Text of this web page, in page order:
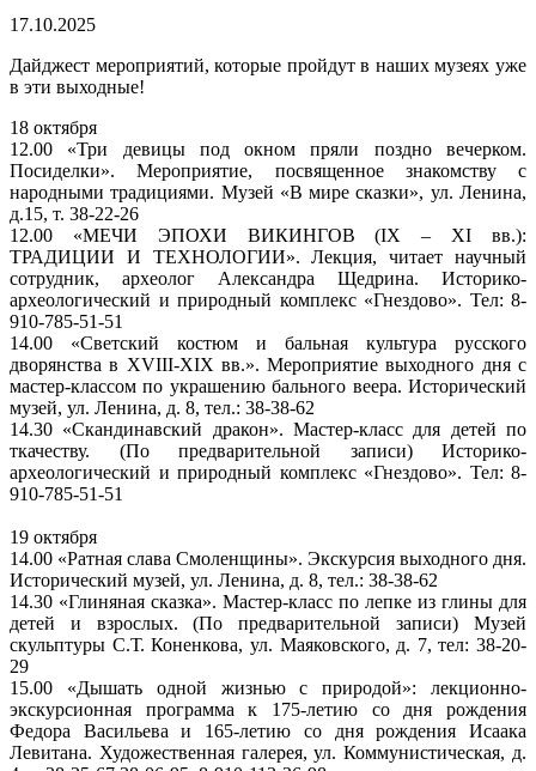
17.10.2025
Дайджест мероприятий, которые пройдут в наших музеях уже
в эти выходные!
18 октября
12.00 «Три девицы под окном пряли поздно вечерком.
Посиделки». Мероприятие, посвященное знакомству с
народными традициями. Музей «В мире сказки», ул. Ленина,
д.15, т. 38-22-26
12.00 «МЕЧИ ЭПОХИ ВИКИНГОВ (IX – XI вв.):
ТРАДИЦИИ И ТЕХНОЛОГИИ». Лекция, читает научный
сотрудник, археолог Александра Щедрина. Историко-
археологический и природный комплекс «Гнездово». Тел: 8-
910-785-51-51
14.00 «Светский костюм и бальная культура русского
дворянства в XVIII-XIX вв.». Мероприятие выходного дня с
мастер-классом по украшению бального веера. Исторический
музей, ул. Ленина, д. 8, тел.: 38-38-62
14.30 «Скандинавский дракон». Мастер-класс для детей по
ткачеству. (По предварительной записи) Историко-
археологический и природный комплекс «Гнездово». Тел: 8-
910-785-51-51
19 октября
14.00 «Ратная слава Смоленщины». Экскурсия выходного дня.
Исторический музей, ул. Ленина, д. 8, тел.: 38-38-62
14.30 «Глиняная сказка». Мастер-класс по лепке из глины для
детей и взрослых. (По предварительной записи) Музей
скульптуры С.Т. Коненкова, ул. Маяковского, д. 7, тел: 38-20-
29
15.00 «Дышать одной жизнью с природой»: лекционно-
экскурсионная программа к 175-летию со дня рождения
Федора Васильева и 165-летию со дня рождения Исаака
Левитана. Художественная галерея, ул. Коммунистическая, д.